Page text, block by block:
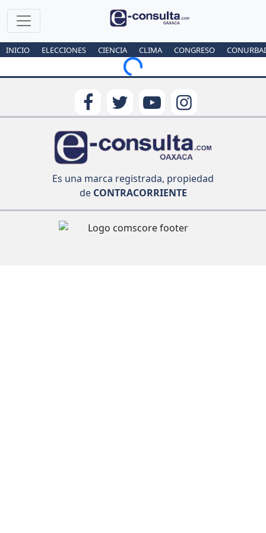
INICIO ELECCIONES CIENCIA CLIMA CONGRESO
Loading...
Es una marca registrada, propiedad
deCONTRACORRIENTE